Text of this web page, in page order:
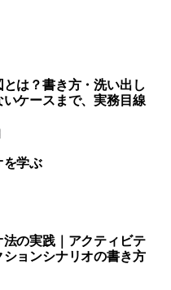
は？書き方・洗い出し
ケースまで、実務目線
を学ぶ
の実践｜アクティビテ
ションシナリオの書き方